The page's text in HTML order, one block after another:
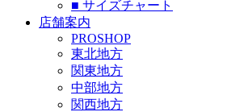
■ サイズチャート
店舗案内
PROSHOP
東北地方
関東地方
中部地方
関西地方